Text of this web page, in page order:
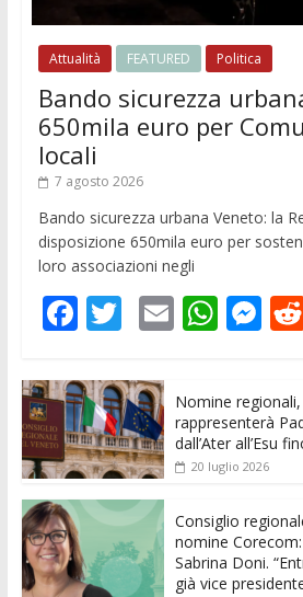
Attualità FEATURED Politica
Bando sicurezza
650mila euro per
locali
7 agosto 2026
Bando sicurezza urbana Veneto: la
disposizione 650mila euro per
loro associazioni negli
F
e
b
o
o
k
T
itt
er
E
l
W
s
A
p
p
M
ss
e
n
er
Nomine
rappresenterà
dall’Ater all’Esu
20 luglio 2026
Consiglio
nomine Corecom:
Sabrina Doni.
già vice